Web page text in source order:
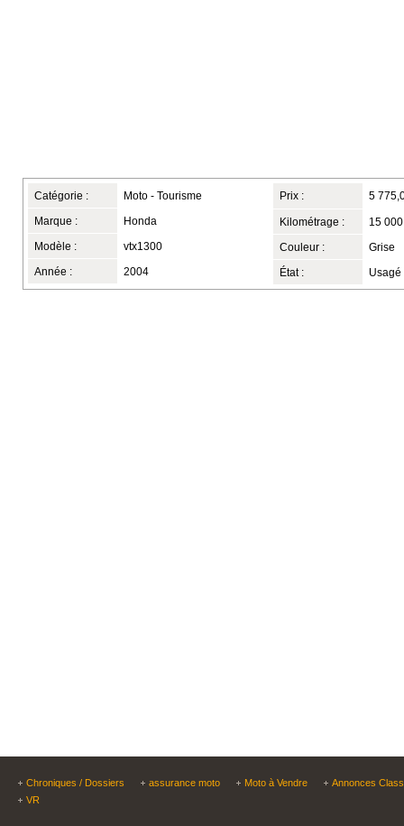
Catégorie : Moto - Tourisme
Marque : Honda
Modèle : vtx1300
Année : 2004
Prix : 5
Kilométrage : 15
Couleur : Grise
État : Usagé
Chroniques / Dossiers assurance moto Moto à Vendre
Annonces
VR